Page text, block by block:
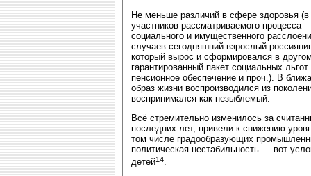
Не меньше различий в сфере здоровья
участников рассматриваемого
социального и имущественного
случаев сегодняшний взрослый
который вырос и сформировался в
гарантированный пакет социальных
пенсионное обеспечение и проч.). В
образ жизни воспроизводился из
воспринимался как незыблемый.
Всё стремительно изменилось за
последних лет, привели к снижению
том числе градообразующих
политическая нестабильность — вот
детей14.